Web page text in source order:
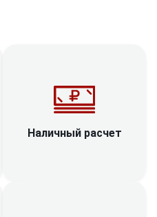
Наличный расчет